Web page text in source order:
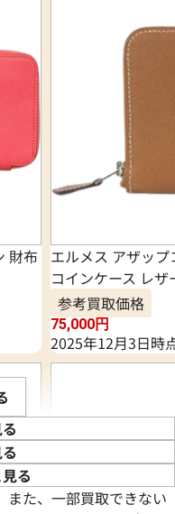
財布
エルメス アザッ
コインケース レ
参考買取価格
75,000円
2025年12月3日時
る
また、一部買取できない